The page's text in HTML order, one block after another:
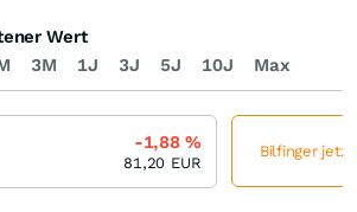
3M 1J 3J 5J 10J Max
Wert
-1,88%
81,20 EUR
Bilfinger